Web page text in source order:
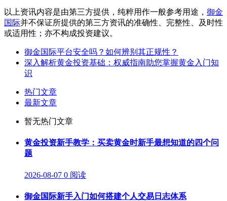
以上资讯内容是由第三方提供，纯粹用作一般参考用途， 御金
国际并不保证所提供的第三方资讯的准确性、完整性、及时性
或适用性；亦不构成投资建议。
御金国际平台安全吗？如何辨别其正规性？
深入解析黄金投资基础：权威指南助您掌握黄金入门知
识
热门文章
最新文章
暂无热门文章
黄金投资新手教学：买卖黄金时新手最想知道的四个问
题
2026-08-07 0 阅读
御金国际新手入门如何搭建个人交易日志体系